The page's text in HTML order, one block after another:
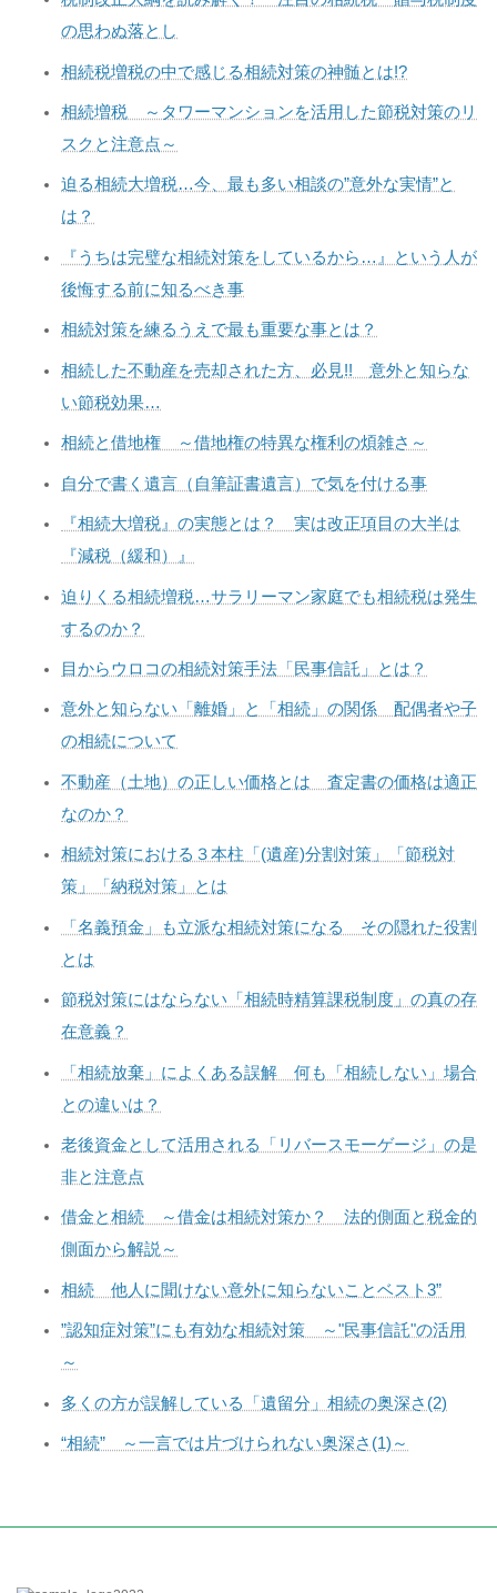
の思わぬ落とし
相続税増税の中で感じる相続対策の神髄とは!?
相続増税 ～タワーマンションを活用した節税対策のリ
スクと注意点～
迫る相続大増税…今、最も多い相談の”意外な実情”と
は？
『うちは完璧な相続対策をしているから…』という人が
後悔する前に知るべき事
相続対策を練るうえで最も重要な事とは？
相続した不動産を売却された方、必見!! 意外と知らな
い節税効果…
相続と借地権 ～借地権の特異な権利の煩雑さ～
自分で書く遺言（自筆証書遺言）で気を付ける事
『相続大増税』の実態とは？ 実は改正項目の大半は
『減税（緩和）』
迫りくる相続増税…サラリーマン家庭でも相続税は発生
するのか？
目からウロコの相続対策手法「民事信託」とは？
意外と知らない「離婚」と「相続」の関係 配偶者や子
の相続について
不動産（土地）の正しい価格とは 査定書の価格は適正
なのか？
相続対策における３本柱「(遺産)分割対策」「節税対
策」「納税対策」とは
「名義預金」も立派な相続対策になる その隠れた役割
とは
節税対策にはならない「相続時精算課税制度」の真の存
在意義？
「相続放棄」によくある誤解 何も「相続しない」場合
との違いは？
老後資金として活用される「リバースモーゲージ」の是
非と注意点
借金と相続 ～借金は相続対策か？ 法的側面と税金的
側面から解説～
相続 他人に聞けない意外に知らないことベスト3”
”認知症対策”にも有効な相続対策 ～"民事信託"の活用
～
多くの方が誤解している「遺留分」相続の奥深さ(2)
“相続” ～一言では片づけられない奥深さ(1)～